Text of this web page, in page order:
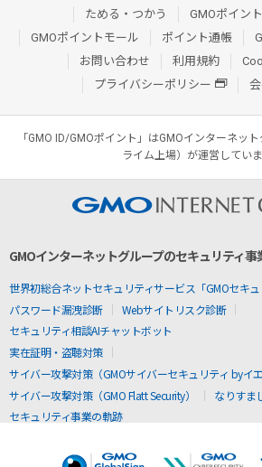
ためる・つかう
GMOポイン
GMOポイントモール
ポイント通帳
お問い合わせ
利用規約
プライバシーポリシー
「GMO ID/GMOポイント」はGMOインターネッ
ライム上場）が運営していま
GMOインターネットグループのセキュリティ事
世界初総合ネットセキュリティサービス「GMOセキュ
パスワード漏洩診断
Webサイトリスク診断
セキュリティ相談AIチャットボット
実在証明・盗聴対策
サイバー攻撃対策（GMOサイバーセキュリティ byイエ
サイバー攻撃対策（GMO Flatt Security）
なりすま
セキュリティ事業の軌跡